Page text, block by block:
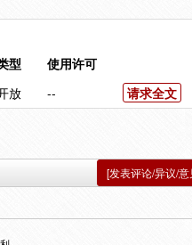
型
使用许可
放 -- 请求全文
[发表评论/异议/意